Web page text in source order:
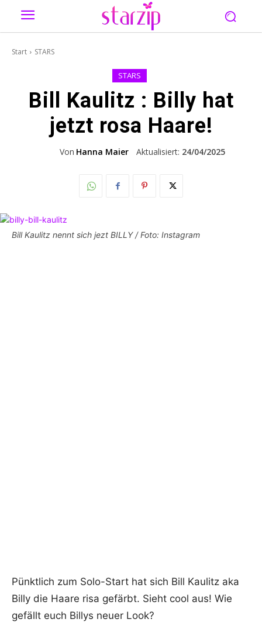
Start STARS
STARS
Bill Kaulitz : Billy hat
jetzt rosa Haare!
Von Hanna Maier Aktualisiert: 24/04/2025
Bill Kaulitz nennt sich jezt BILLY / Foto: Instagram
Pünktlich zum Solo-Start hat sich Bill Kaulitz aka
Billy die Haare risa gefärbt. Sieht cool aus! Wie
gefällt euch Billys neuer Look?